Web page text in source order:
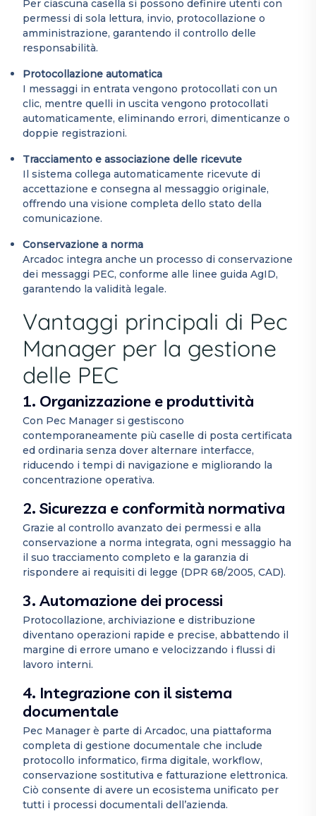
Per ciascuna casella si possono definire utenti con
permessi di sola lettura, invio, protocollazione o
amministrazione, garantendo il controllo delle
responsabilità.
Protocollazione automatica
I messaggi in entrata vengono protocollati con un
clic, mentre quelli in uscita vengono protocollati
automaticamente, eliminando errori, dimenticanze o
doppie registrazioni.
Tracciamento e associazione delle ricevute
Il sistema collega automaticamente ricevute di
accettazione e consegna al messaggio originale,
offrendo una visione completa dello stato della
comunicazione.
Conservazione a norma
Arcadoc integra anche un processo di conservazione
dei messaggi PEC, conforme alle linee guida AgID,
garantendo la validità legale.
Vantaggi principali di Pec
Manager per la gestione
delle PEC
1. Organizzazione e produttività
Con Pec Manager si gestiscono
contemporaneamente più caselle di posta certificata
ed ordinaria senza dover alternare interfacce,
riducendo i tempi di navigazione e migliorando la
concentrazione operativa.
2. Sicurezza e conformità normativa
Grazie al controllo avanzato dei permessi e alla
conservazione a norma integrata, ogni messaggio ha
il suo tracciamento completo e la garanzia di
rispondere ai requisiti di legge (DPR 68/2005, CAD).
3. Automazione dei processi
Protocollazione, archiviazione e distribuzione
diventano operazioni rapide e precise, abbattendo il
margine di errore umano e velocizzando i flussi di
lavoro interni.
4. Integrazione con il sistema
documentale
Pec Manager è parte di Arcadoc, una piattaforma
completa di gestione documentale che include
protocollo informatico, firma digitale, workflow,
conservazione sostitutiva e fatturazione elettronica.
Ciò consente di avere un ecosistema unificato per
tutti i processi documentali dell’azienda.